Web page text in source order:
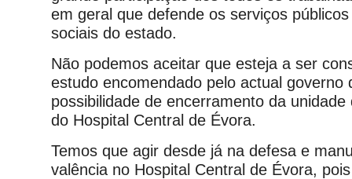
em geral que defende os serviços
sociais do estado.
Não podemos aceitar que esteja a ser
estudo encomendado pelo actual governo
possibilidade de encerramento da unidade
do Hospital Central de Évora.
Temos que agir desde já na defesa e
valência no Hospital Central de Évora,